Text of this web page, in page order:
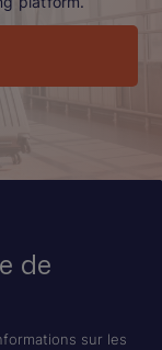
de
sur les